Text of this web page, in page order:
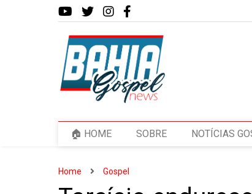
🏠 HOME SOBRE NOTÍCIAS
Home Gospel